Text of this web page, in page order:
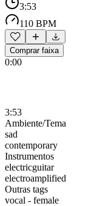
3:53
110 BPM
Comprar faixa
0:00
3:53
Ambiente/Tema
sad
contemporary
Instrumentos
electricguitar
electroamplified
Outras tags
vocal - female